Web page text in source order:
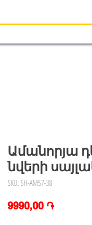
Ամանորյա
նվերի
SKU: SH-AM57-38
9990,00 ֏Price